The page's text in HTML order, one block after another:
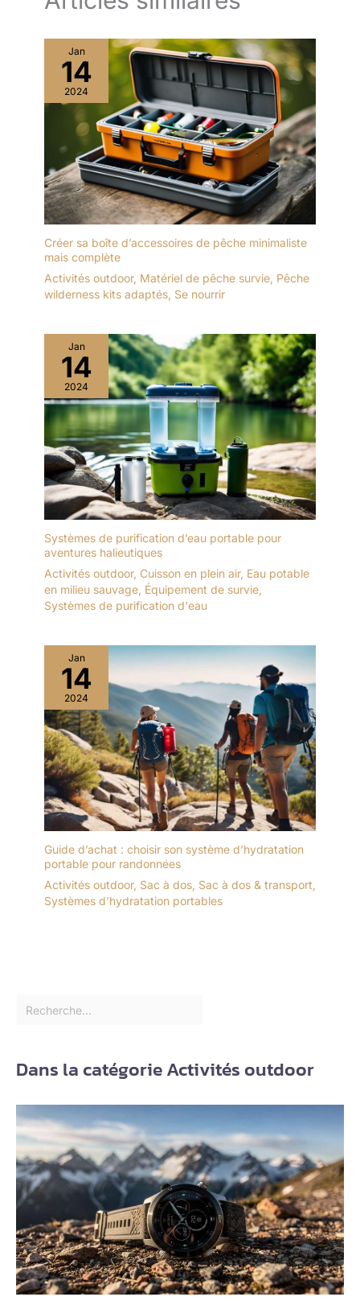
Jan
14
2024
Créer sa boîte d’accessoires de pêche minimaliste
mais complète
Activités outdoor, Matériel de pêche survie, Pêche
wilderness kits adaptés, Se nourrir
Jan
14
2024
Systèmes de purification d’eau portable pour
aventures halieutiques
Activités outdoor, Cuisson en plein air, Eau potable
en milieu sauvage, Équipement de survie,
Systèmes de purification d'eau
Jan
14
2024
Guide d’achat : choisir son système d’hydratation
portable pour randonnées
Activités outdoor, Sac à dos, Sac à dos & transport,
Systèmes d'hydratation portables
Dans la catégorie Activités outdoor